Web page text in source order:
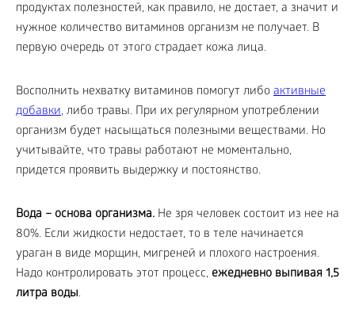
продуктах полезностей, как правило, не достает, а значит и
нужное количество витаминов организм не получает. В
первую очередь от этого страдает кожа лица.
Восполнить нехватку витаминов помогут либо активные
добавки, либо травы. При их регулярном употреблении
организм будет насыщаться полезными веществами. Но
учитывайте, что травы работают не моментально,
придется проявить выдержку и постоянство.
Вода – основа организма. Не зря человек состоит из нее на
80%. Если жидкости недостает, то в теле начинается
ураган в виде морщин, мигреней и плохого настроения.
Надо контролировать этот процесс, ежедневно выпивая 1,5
литра воды.